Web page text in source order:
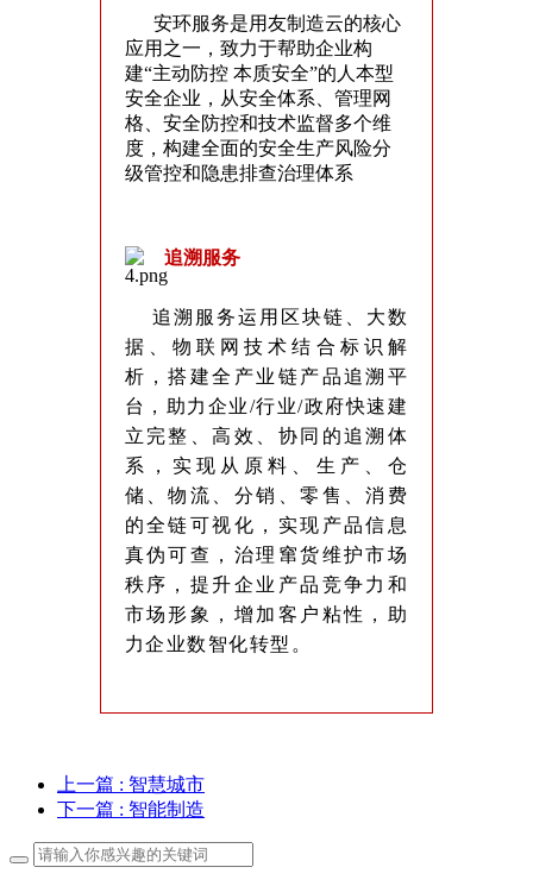
安环服务是用友制造云的核心
应用之一，致力于帮助企业构
建“主动防控 本质安全”的人本型
安全企业，从安全体系、管理网
格、安全防控和技术监督多个维
度，构建全面的安全生产风险分
级管控和隐患排查治理体系
追溯服务
追溯服务运用区块链、大数
据、物联网技术结合标识解
析，搭建全产业链产品追溯平
台，助力企业/行业/政府快速建
立完整、高效、协同的追溯体
系，实现从原料、生产、仓
储、物流、分销、零售、消费
的全链可视化，实现产品信息
真伪可查，治理窜货维护市场
秩序，提升企业产品竞争力和
市场形象，增加客户粘性，助
力企业数智化转型。
上一篇 : 智慧城市
下一篇 : 智能制造